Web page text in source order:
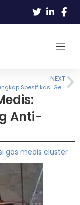
NEXT
Panduan Lengkap Spesifikasi Generator Oksigen Medis & Standar Keamanan IPSRS
Anti-
gas medis cluster